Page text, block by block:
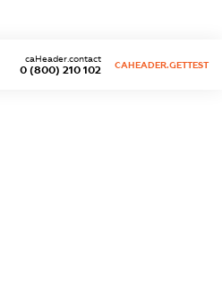
0 (800) 210 102
caHeader.contact
CAHEADER.GETTEST